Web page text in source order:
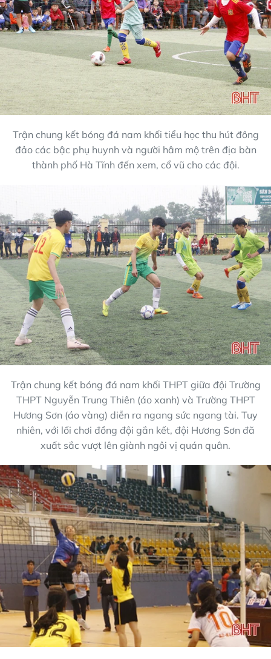
Trận chung kết bóng đá nam khối tiểu học thu hút đông
đảo các bậc phụ huynh và người hâm mộ trên địa bàn
thành phố Hà Tĩnh đến xem, cổ vũ cho các đội.
Trận chung kết bóng đá nam khối THPT giữa đội Trường
THPT Nguyễn Trung Thiên (áo xanh) và Trường THPT
Hương Sơn (áo vàng) diễn ra ngang sức ngang tài. Tuy
nhiên, với lối chơi đồng đội gắn kết, đội Hương Sơn đã
xuất sắc vượt lên giành ngôi vị quán quân.